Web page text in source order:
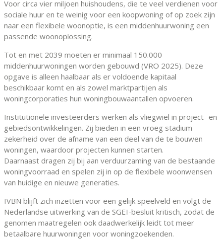
Voor circa vier miljoen huishoudens, die te veel verdienen voor
sociale huur en te weinig voor een koopwoning of op zoek zijn
naar een flexibele woonoptie, is een middenhuurwoning een
passende woonoplossing.
Tot en met 2039 moeten er minimaal 150.000
middenhuurwoningen worden gebouwd (VRO 2025). Deze
opgave is alleen haalbaar als er voldoende kapitaal
beschikbaar komt en als zowel marktpartijen als
woningcorporaties hun woningbouwaantallen opvoeren.
Institutionele investeerders werken als vliegwiel in project- en
gebiedsontwikkelingen. Zij bieden in een vroeg stadium
zekerheid over de afname van een deel van de te bouwen
woningen, waardoor projecten kunnen starten.
Daarnaast dragen zij bij aan verduurzaming van de bestaande
woningvoorraad en spelen zij in op de flexibele woonwensen
van huidige en nieuwe generaties.
IVBN blijft zich inzetten voor een gelijk speelveld en volgt de
Nederlandse uitwerking van de SGEI-besluit kritisch, zodat de
genomen maatregelen ook daadwerkelijk leidt tot meer
betaalbare huurwoningen voor woningzoekenden.